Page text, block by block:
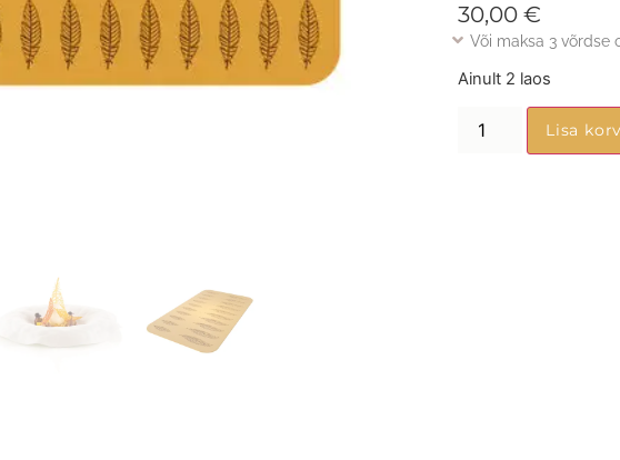
30,00 €
Või maksa 3 võrdse
Ainult 2 laos
Lisa